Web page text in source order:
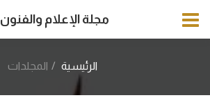
مجلة الإعلام والفنون
الرئيسية المجلدات